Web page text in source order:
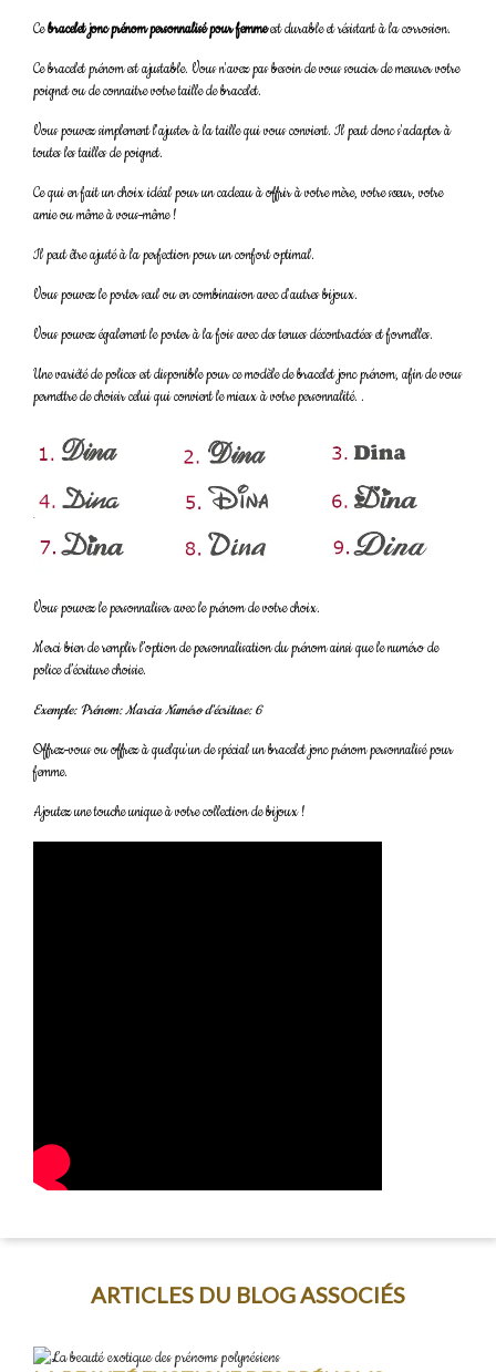
Cebracelet jonc prénom personnalisé pour femmeest durable et résistant à la corrosion.
Ce bracelet prénom est ajustable. Vous n'avez pas besoin de vous soucier de mesurer votre
poignet ou de connaitre votre taille de bracelet.
Vous pouvez simplement l'ajuster à la taille qui vous convient. Il peut donc s'adapter à
toutes les tailles de poignet.
Ce qui en fait un choix idéal pour un cadeau à offrir à votre mère, votre sœur, votre
amie ou même à vous-même !
Il peut être ajusté à la perfection pour un confort optimal.
Vous pouvez le porter seul ou en combinaison avec d'autres bijoux.
Vous pouvez également le porter à la fois avec des tenues décontractées et formelles.
Une variété de polices est disponible pour ce modèle de bracelet jonc prénom, afin de vous
permettre de choisir celui qui convient le mieux à votre personnalité. .
Vous pouvez le personnaliser avec le prénom de votre choix.
Merci bien de remplir l’option de personnalisation du prénom ainsi que le numéro de
police d’écriture choisie.
Exemple: Prénom: Marcia Numéro d'écriture: 6
Offrez-vous ou offrez à quelqu'un de spécial un bracelet jonc prénom personnalisé pour
femme.
Ajoutez une touche unique à votre collection de bijoux !
ARTICLES DU BLOG ASSOCIÉS